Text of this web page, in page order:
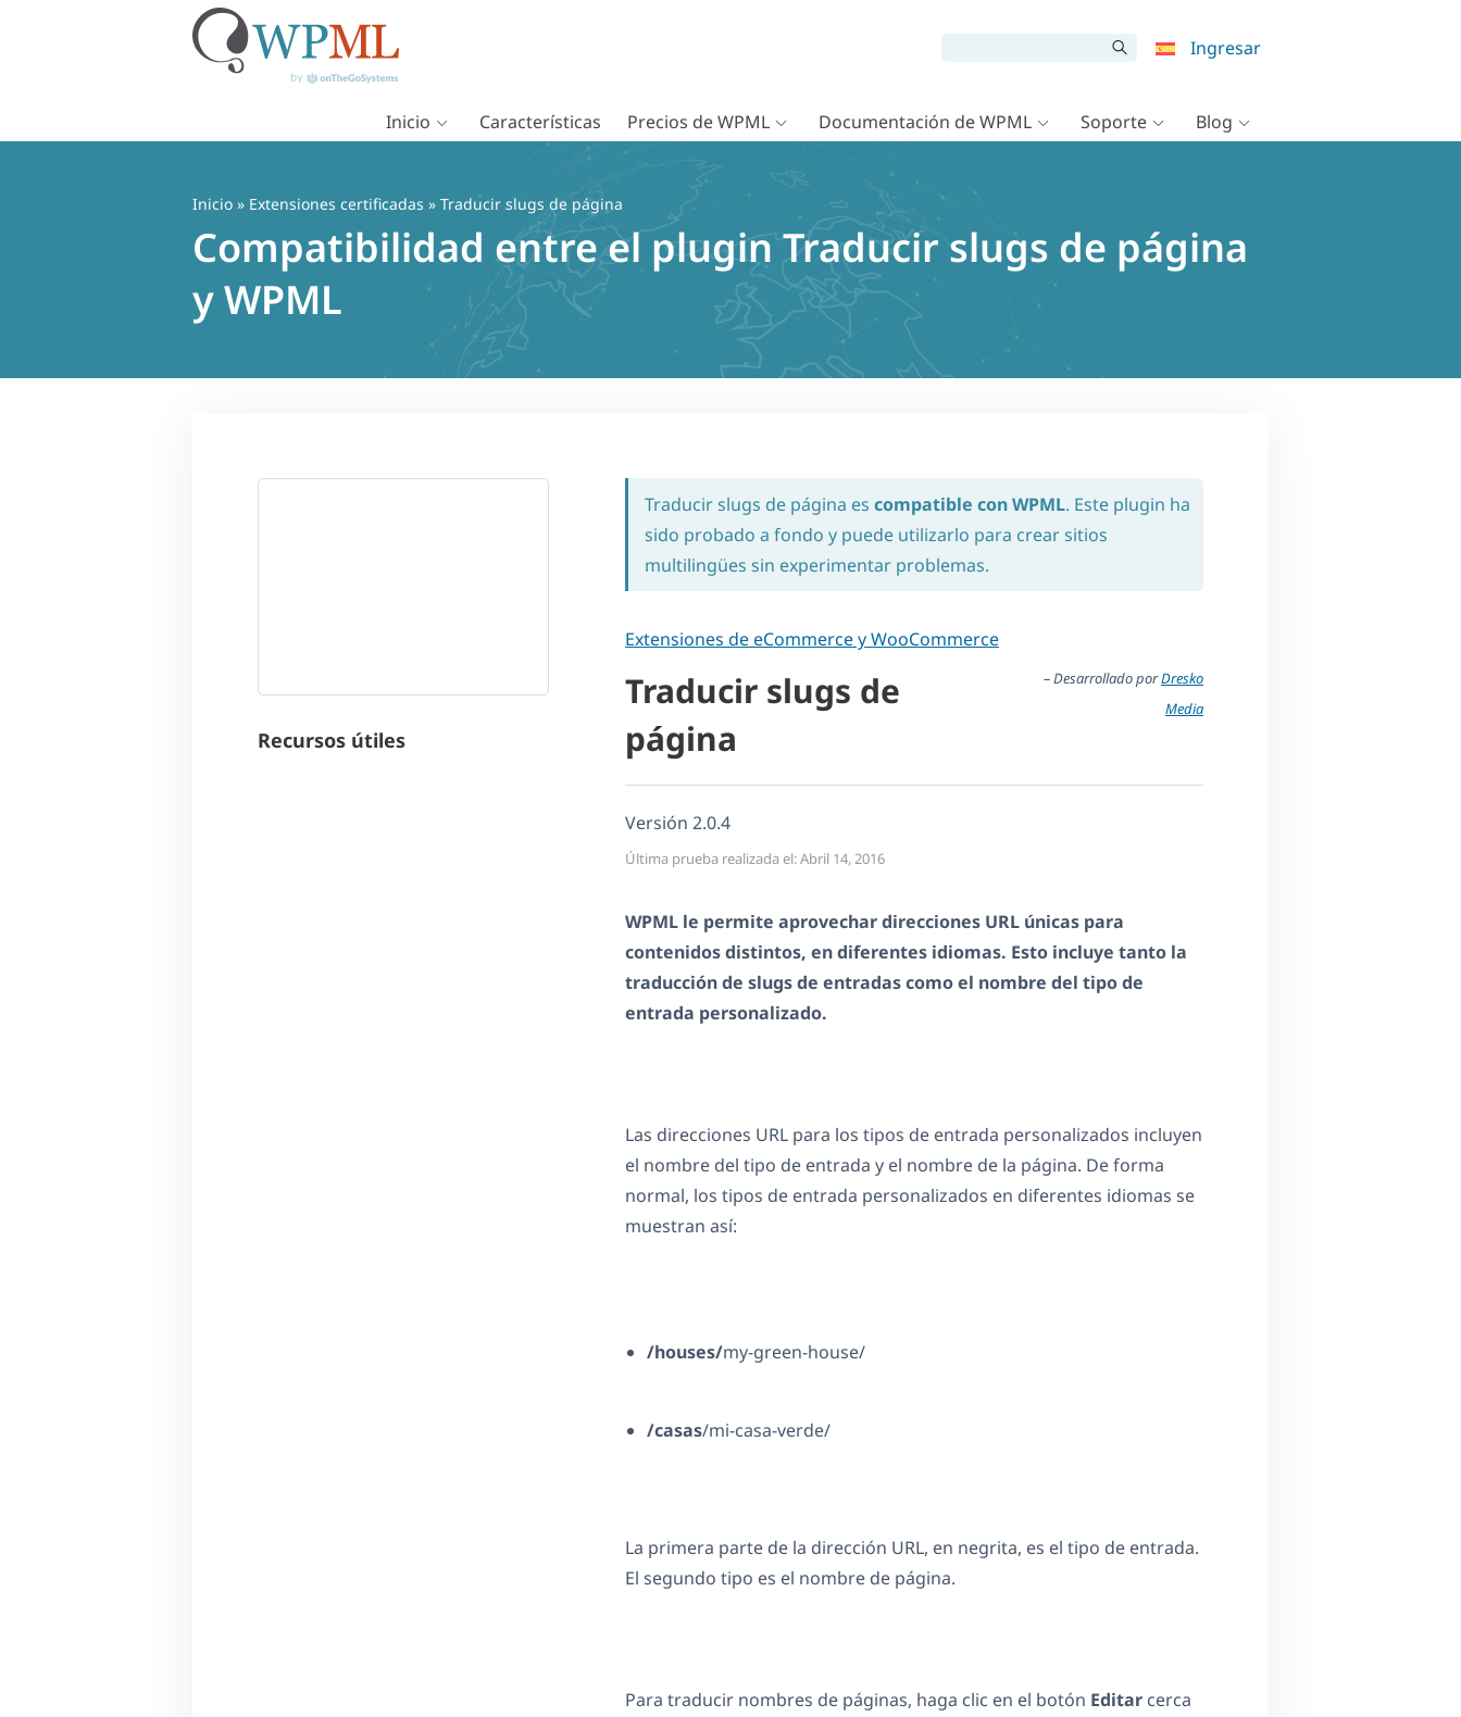
Ingresar
Inicio Características Precios de WPML Documentación de WPML Soporte Blog
Inicio » Extensiones certificadas » Traducir slugs de página
Compatibilidad entre el plugin Traducir slugs de página
y WPML
Recursos útiles
Traducir slugs de página es compatible con WPML. Este plugin ha
sido probado a fondo y puede utilizarlo para crear sitios
multilingües sin experimentar problemas.
Extensiones de eCommerce y WooCommerce
Traducir slugs de
página
– Desarrollado porDresko
Media
Versión 2.0.4
Última prueba realizada el: Abril 14, 2016
WPML le permite aprovechar direcciones URL únicas para
contenidos distintos, en diferentes idiomas. Esto incluye tanto la
traducción de slugs de entradas como el nombre del tipo de
entrada personalizado.
Las direcciones URL para los tipos de entrada personalizados incluyen
el nombre del tipo de entrada y el nombre de la página. De forma
normal, los tipos de entrada personalizados en diferentes idiomas se
muestran así:
/houses/my-green-house/
/casas/mi-casa-verde/
La primera parte de la dirección URL, en negrita, es el tipo de entrada.
El segundo tipo es el nombre de página.
Para traducir nombres de páginas, haga clic en el botón Editar cerca